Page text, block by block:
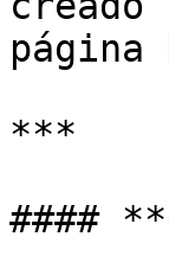
***
####